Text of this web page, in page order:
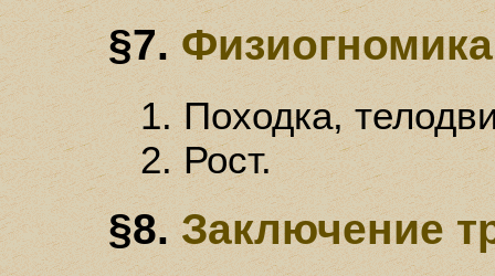
§7.
1. Походка,
2. Рост.
§8. Заключение